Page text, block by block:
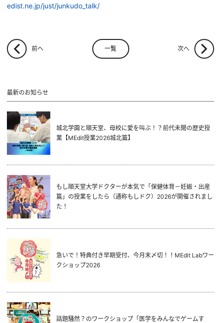
edist.ne.jp/just/junkudo_talk/
前へ 一覧 次へ
最新のお知らせ
城北学園と順天堂、母校に愛を叫ぶ！？前代未聞の歴史授
業【MEdit授業2026城北篇】
もし順天堂大学ドクターが本気で「保健体育－妊娠・出産
篇」の授業をしたら（通称もしドク）2026が開催されまし
た！
急いで！特典付き早期受付、今月末〆切！！MEdit Labワー
クショップ2026
話題騒然？のワークショップ「医学をみんなでゲームす